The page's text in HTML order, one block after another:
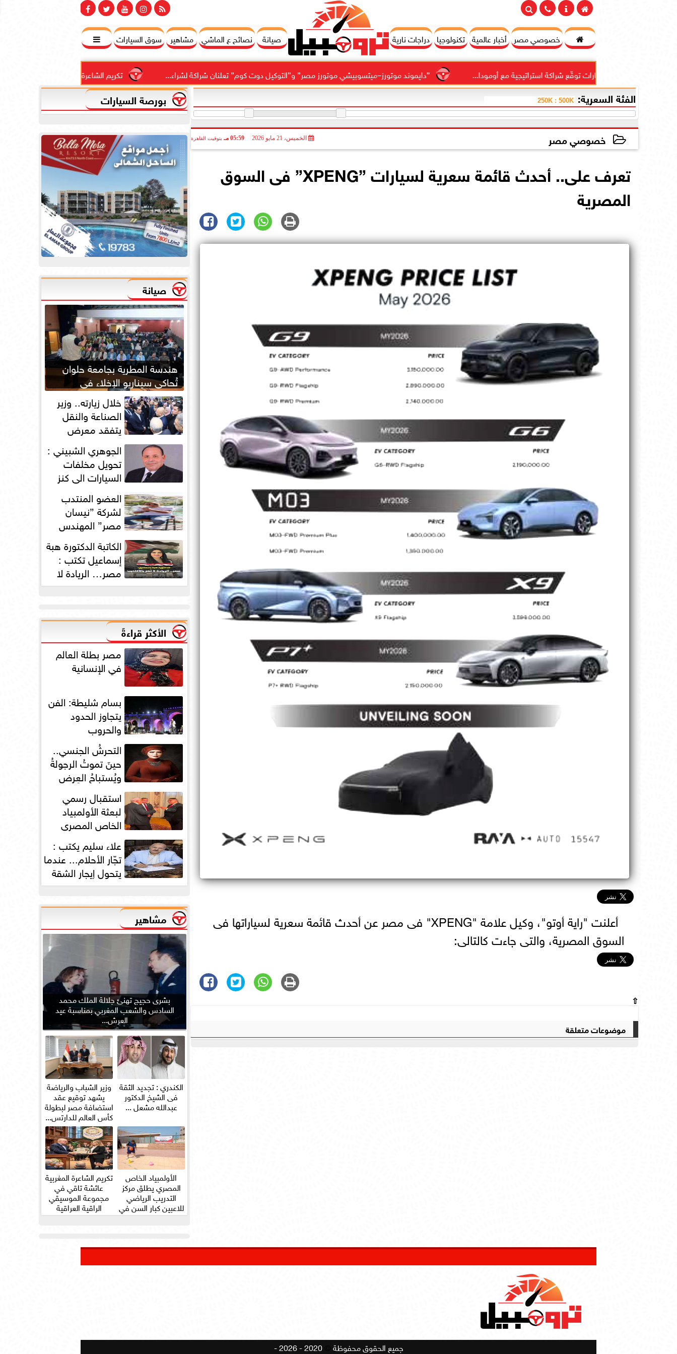
 خصوصي مصر أخبار عالمية تكنولوجيا دراجات نارية صيانة نصائح ع الماشي مشاهير سوق السيارات 
تكريم الشاعرة المغربية عائشة تاقي في مجموعة ”دايموند موتورز–ميتسوبيشي موتورز مصر” و”التوكيل دوت كوم” تعلنان شراكة لشراء... للاستثمارات توقّع شراكة استراتيجية مع أومودا...
الفئة السعرية:
خصوصي مصر الخميس، 21 مايو 2026 05:59 مـ بتوقيت القاهرة
تعرف على.. أحدث قائمة سعرية لسيارات ”XPENG” فى السوق
المصرية
أعلنت "راية أوتو"، وكيل علامة "XPENG" فى مصر عن أحدث قائمة سعرية لسياراتها فى
السوق المصرية، والتى جاءت كالتالى:
⇧
موضوعات متعلقة
بورصة السيارات
صيانة
هندسة المطرية بجامعة حلوان
تُحاكي سيناريو الإخلاء في
الحرائق لتعزيز جاهزية الطوارئ
خلال زيارته.. وزير
الصناعة والنقل
يتفقد معرض
دورته الأولى الجوهري الشبيني :
تحويل مخلفات
السيارات الي كنز
بمليارات الدولارات
العضو المنتدب
لشركة ”نيسان
مصر” المهندس
محمد عبد الصمد:
2025 عامًا استثنائيًا... الكاتبة الدكتورة هبة
إسماعيل تكتب :
مصر… الريادة لا
تُهز بالأكاذيب
الأكثر قراءةً
مصر بطلة العالم
في الإنسانية
بسام شليطة: الفن
يتجاوز الحدود
والحروب
التحرشُ الجنسي..
حينَ تموتُ الرجولةُ
ويُستباحُ العِرض
استقبال رسمي
لبعثة الأولمبياد
الخاص المصري
بسفارة مصر في
باريس علاء سليم يكتب :
تجّار الأحلام... عندما
يتحول إيجار الشقة
إلى مقصلةٍ...
مشاهير
بشرى حجيج تهنئ جلالة الملك محمد
السادس والشعب المغربي بمناسبة عيد
العرش...
الكندري : تجديد الثقة
فى الشيخ الدكتور
عبدالله مشعل ...
وزير الشباب والرياضة
يشهد توقيع عقد
استضافة مصر لبطولة
كأس العالم للدارتس...
الأولمبياد الخاص
المصري يطلق مركز
التدريب الرياضي
للاعبين كبار السن في
ثلاث...
تكريم الشاعرة المغربية
عائشة تاقي في
مجموعة الموسيقي
الراقية العراقية
جميع الحقوق محفوظة 2020 - 2026 -